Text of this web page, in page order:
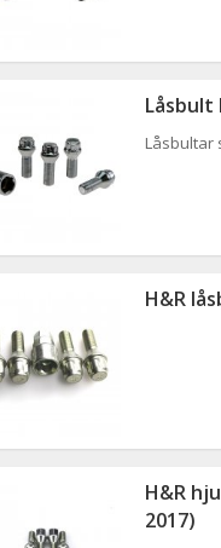
Låsbult
Låsbultar
H&R
H&R
2017)